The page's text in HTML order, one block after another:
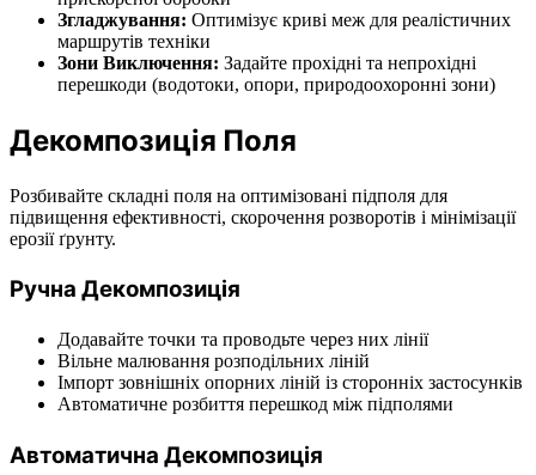
Згладжування: Оптимізує криві меж для реалістичних
маршрутів техніки
Зони Виключення: Задайте прохідні та непрохідні
перешкоди (водотоки, опори, природоохоронні зони)
Декомпозиція Поля
Розбивайте складні поля на оптимізовані підполя для
підвищення ефективності, скорочення розворотів і мінімізації
ерозії ґрунту.
Ручна Декомпозиція
Додавайте точки та проводьте через них лінії
Вільне малювання розподільних ліній
Імпорт зовнішніх опорних ліній із сторонніх застосунків
Автоматичне розбиття перешкод між підполями
Автоматична Декомпозиція